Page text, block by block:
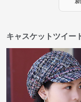
キャスケットツイー